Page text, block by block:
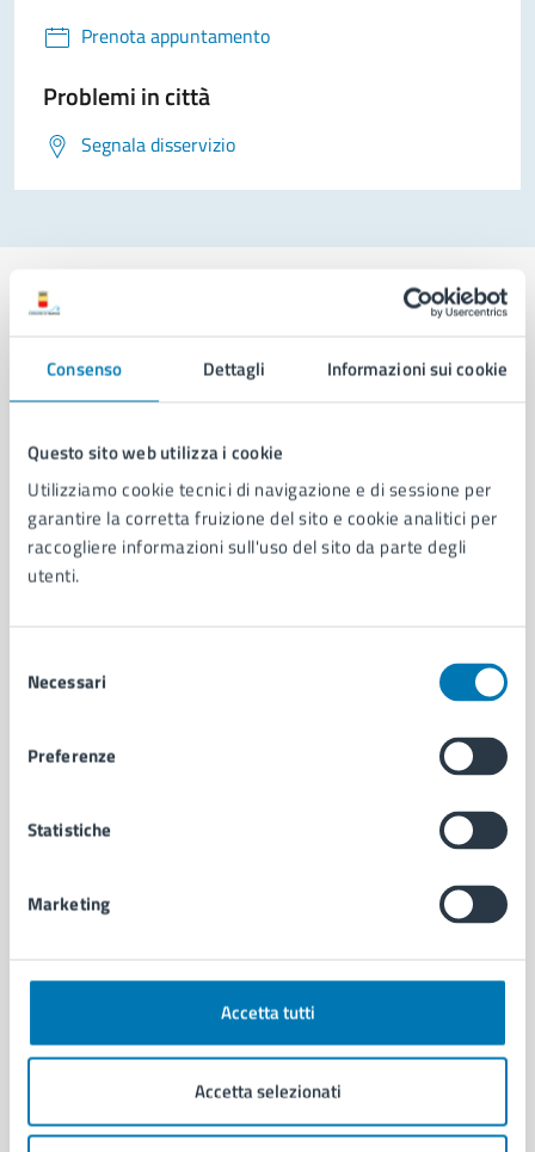
Consenso Dettagli Informazioni sui cookie
Questo sito web utilizza i cookie
Utilizziamo cookie tecnici di navigazione e di sessione per
garantire la corretta fruizione del sito e cookie analitici per
raccogliere informazioni sull'uso del sito da parte degli
utenti.
delNecessari
Preferenze
Statistiche
Marketing
Accetta tutti
Accetta selezionati
Prenota appuntamento
Problemi in città
Segnala disservizio
Comune di Napoli
AMMINISTRAZIONE
Aree amministrative
Organi di governo
Municipalità
Uffici
Documenti e dati
Ambiente
Autorizzazioni
Cultura e tempo libero
Educazione e formazione
Giustizia e sicurezza pubblica
Salute, benessere e assistenza
Vita lavorativa